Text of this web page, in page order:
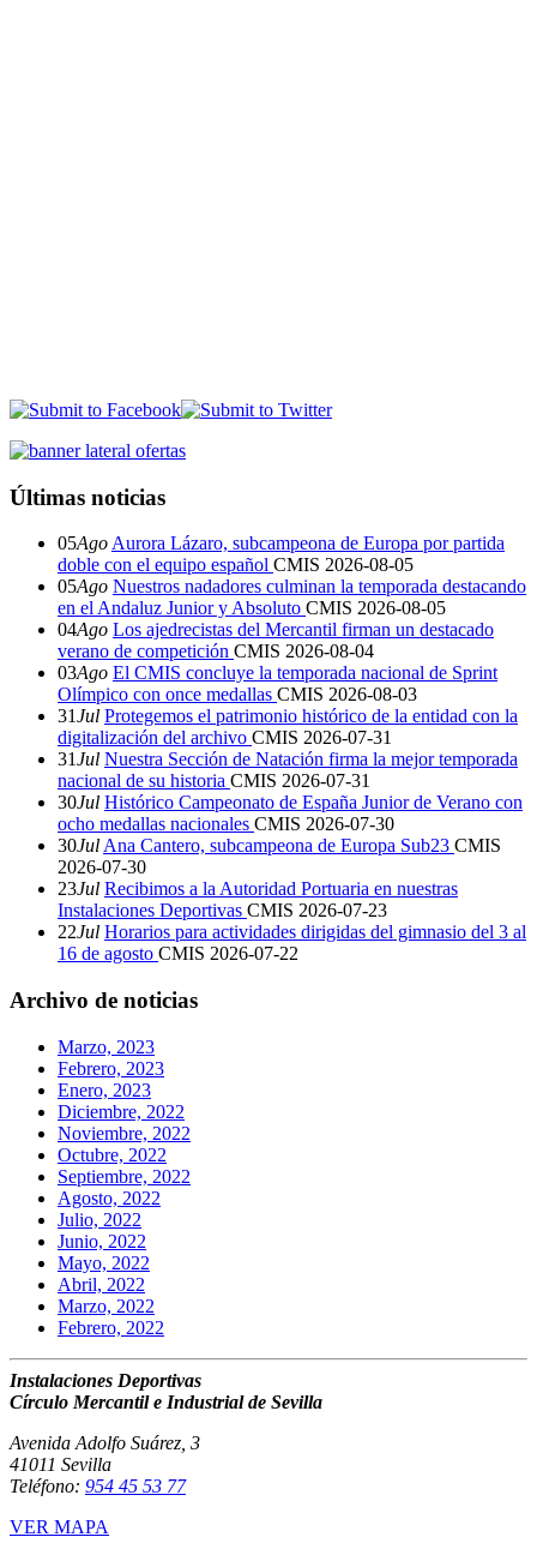
Últimas noticias
05Ago Aurora Lázaro, subcampeona de Europa por partida
doble con el equipo español CMIS 2026-08-05
05Ago Nuestros nadadores culminan la temporada destacando
en el Andaluz Junior y Absoluto CMIS 2026-08-05
04Ago Los ajedrecistas del Mercantil firman un destacado
verano de competición CMIS 2026-08-04
03Ago El CMIS concluye la temporada nacional de Sprint
Olímpico con once medallas CMIS 2026-08-03
31Jul Protegemos el patrimonio histórico de la entidad con la
digitalización del archivo CMIS 2026-07-31
31Jul Nuestra Sección de Natación firma la mejor temporada
nacional de su historia CMIS 2026-07-31
30Jul Histórico Campeonato de España Junior de Verano con
ocho medallas nacionales CMIS 2026-07-30
30Jul Ana Cantero, subcampeona de Europa Sub23 CMIS
2026-07-30
23Jul Recibimos a la Autoridad Portuaria en nuestras
Instalaciones Deportivas CMIS 2026-07-23
22Jul Horarios para actividades dirigidas del gimnasio del 3 al
16 de agosto CMIS 2026-07-22
Archivo de noticias
Marzo, 2023
Febrero, 2023
Enero, 2023
Diciembre, 2022
Noviembre, 2022
Octubre, 2022
Septiembre, 2022
Agosto, 2022
Julio, 2022
Junio, 2022
Mayo, 2022
Abril, 2022
Marzo, 2022
Febrero, 2022
Instalaciones Deportivas
Círculo Mercantil e Industrial de Sevilla
Avenida Adolfo Suárez, 3
41011 Sevilla
Teléfono: 954 45 53 77
VER MAPA